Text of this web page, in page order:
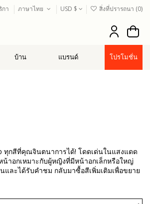
กา ภาษาไทย USD $ สิ่งที่ปรารถนา (0)
บ้าน แบรนด์ โปรโมชั่น
ทุกสีที่คุณจินตนาการได้! โดดเด่นในแสงแดด
าอกเหมาะกับผู้หญิงที่มีหน้าอกเล็กหรือใหญ่
ละได้รับคำชม กลับมาซื้อสีเพิ่มเติมเพื่อขยาย